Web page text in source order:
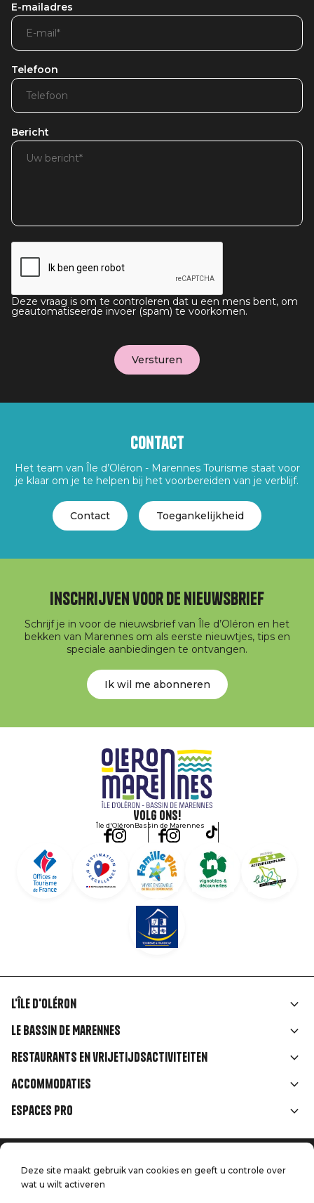
E-mailadres
Telefoon
Bericht
Deze vraag is om te controleren dat u een mens bent, om
geautomatiseerde invoer (spam) te voorkomen.
Contact
Het team van Île d’Oléron - Marennes Tourisme staat voor
je klaar om je te helpen bij het voorbereiden van je verblijf.
Contact Toegankelijkheid
Inschrijven voor de nieuwsbrief
Schrijf je in voor de nieuwsbrief van Île d’Oléron en het
bekken van Marennes om als eerste nieuwtjes, tips en
speciale aanbiedingen te ontvangen.
Ik wil me abonneren
Volg ons!
Île d'OléronBassin de Marennes
Liens
rubriques
L'île d'Oléron
Le Bassin de Marennes
Restaurants en vrijetijdsactiviteiten
Accommodaties
Espaces Pro
Menu
Juridische informatie
Druk op
Deze site maakt gebruik van cookies en geeft u controle over
wat u wilt activeren